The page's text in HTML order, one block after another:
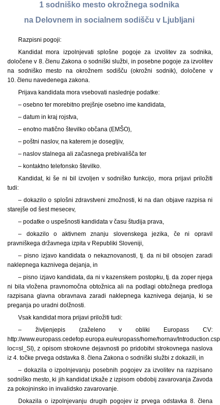
1 sodniško mesto okrožnega sodnika
na Delovnem in socialnem sodišču v Ljubljani
Razpisni pogoji:
Kandidat mora izpolnjevati splošne pogoje za izvolitev za sodnika,
določene v 8. členu Zakona o sodniški službi, in posebne pogoje za izvolitev
na sodniško mesto na okrožnem sodišču (okrožni sodnik), določene v
10. členu navedenega zakona.
Prijava kandidata mora vsebovati naslednje podatke:
– osebno ter morebitno prejšnje osebno ime kandidata,
– datum in kraj rojstva,
– enotno matično številko občana (EMŠO),
– poštni naslov, na katerem je dosegljiv,
– naslov stalnega ali začasnega prebivališča ter
– kontaktno telefonsko številko.
Kandidat, ki še ni bil izvoljen v sodniško funkcijo, mora prijavi priložiti
tudi:
– dokazilo o splošni zdravstveni zmožnosti, ki na dan objave razpisa ni
starejše od šest mesecev,
– podatke o uspešnosti kandidata v času študija prava,
– dokazilo o aktivnem znanju slovenskega jezika, če ni opravil
pravniškega državnega izpita v Republiki Sloveniji,
– pisno izjavo kandidata o nekaznovanosti, tj. da ni bil obsojen zaradi
naklepnega kaznivega dejanja, in
– pisno izjavo kandidata, da ni v kazenskem postopku, tj. da zoper njega
ni bila vložena pravnomočna obtožnica ali na podlagi obtožnega predloga
razpisana glavna obravnava zaradi naklepnega kaznivega dejanja, ki se
preganja po uradni dolžnosti.
Vsak kandidat mora prijavi priložiti tudi:
– življenjepis (zaželeno v obliki Europass CV:
http://www.europass.cedefop.europa.eu/europass/home/hornav/
loc=sl_SI), z opisom strokovne dejavnosti po pridobitvi strokovnega naslova
iz 4. točke prvega odstavka 8. člena Zakona o sodniški službi z dokazili, in
– dokazila o izpolnjevanju posebnih pogojev za izvolitev na razpisano
sodniško mesto, ki jih kandidat izkaže z izpisom obdobij zavarovanja Zavoda
za pokojninsko in invalidsko zavarovanje.
Dokazila o izpolnjevanju drugih pogojev iz prvega odstavka 8. člena